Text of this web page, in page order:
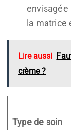
envisagée
la matrice
Lire aussi
crème ?
Type de soin